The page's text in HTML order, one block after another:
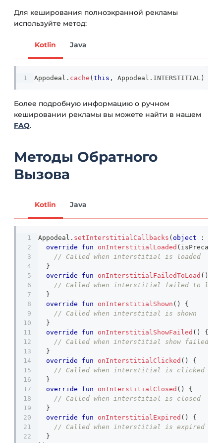
Для кеширования полноэкранной рекламы
используйте метод:
Kotlin Java
Appodeal . cache (this , Appodeal . INTERSTITIAL )
Более подробную информацию о ручном
кешировании рекламы вы можете найти в нашем
FAQ.
Методы Обратного
Вызова
Kotlin Java
Appodeal . setInterstitialCallbacks (object :
override
fun onInterstitialLoaded ( isPrecache
// Called when interstitial is loaded
}
override
fun onInterstitialFailedToLoad ( )
// Called when interstitial failed to load
}
override
fun onInterstitialShown ( )
{
// Called when interstitial is shown
}
override
fun onInterstitialShowFailed ( )
{
// Called when interstitial show failed
}
override
fun onInterstitialClicked ( )
{
// Called when interstitial is clicked
}
override
fun onInterstitialClosed ( )
{
// Called when interstitial is closed
}
override
fun onInterstitialExpired ( )
{
// Called when interstitial is expired
}